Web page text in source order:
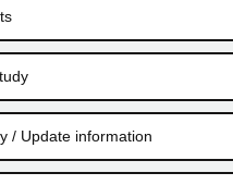
/ Update information